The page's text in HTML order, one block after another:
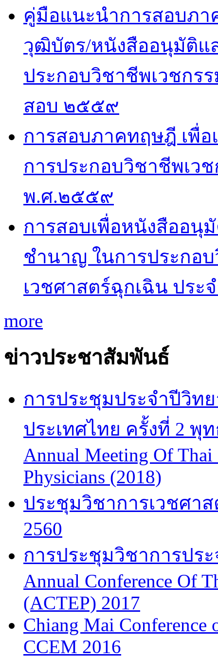
คู่มือแนะนำการสอบภา
วุฒิบัตร/หนังสืออนุมัติแ
ประกอบวิชาชีพเวชกร
สอบ ๒๕๕๙
การสอบภาคทฤษฎี เพื่
การประกอบวิชาชีพเว
พ.ศ.๒๕๕๙
การสอบเพื่อหนังสืออนุ
ชำนาญ ในการประกอ
เวชศาสตร์ฉุกเฉิน ปร
more
ข่าวประชาสัมพันธ์
การประชุมประจำปีวิท
ประเทศไทย ครั้งที่ 2 พุท
Annual Meeting Of
Physicians (2018)
ประชุมวิชาการเวชศา
2560
การประชุมวิชาการปร
Annual Conference Of
(ACTEP) 2017
Chiang Mai Conference
CCEM 2016